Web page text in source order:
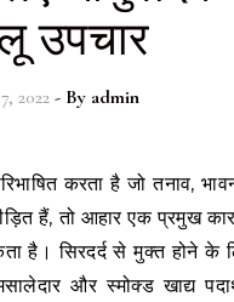
उपचार
2022 - By admin
हैं, तो आहार एक प्रमुख
सिरदर्द से मुक्त होने के
और स्मोक्ड खाद्य